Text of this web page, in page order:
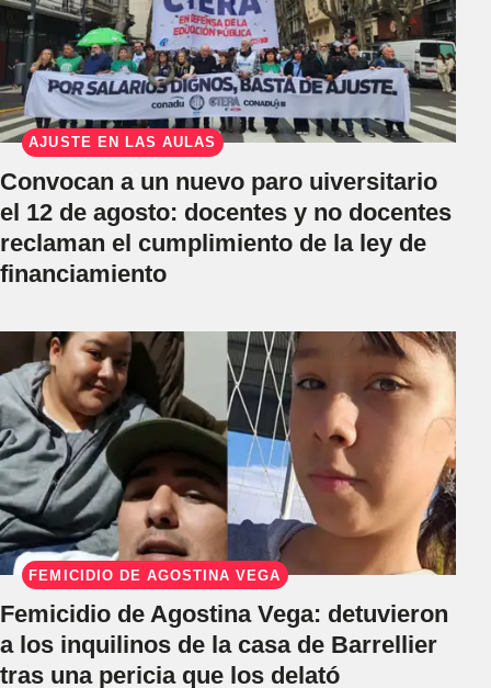
AJUSTE EN LAS AULAS
Convocan a un nuevo paro uiversitario
el 12 de agosto: docentes y no docentes
reclaman el cumplimiento de la ley de
financiamiento
FEMICIDIO DE AGOSTINA VEGA
Femicidio de Agostina Vega: detuvieron
a los inquilinos de la casa de Barrellier
tras una pericia que los delató